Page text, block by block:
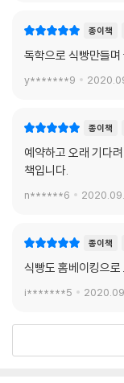
종이책
독학으로 식빵만들며
y*******9
종이책
예약하고 오래 기다
책입니다.
n******6
종이책
식빵도 홈베이킹으
i*******5